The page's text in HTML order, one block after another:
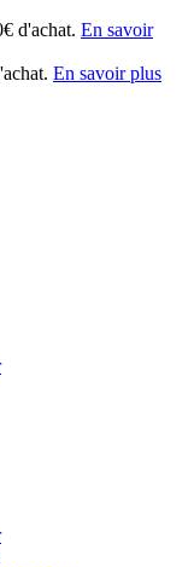
d'achat. En savoir
En savoir plus